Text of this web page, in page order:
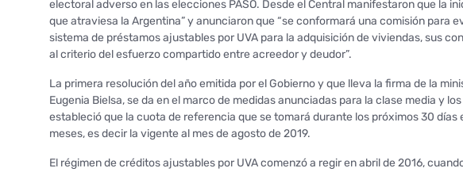
electoral adverso en las elecciones PASO. Desde el Central manifestaron que la
que atraviesa la Argentina” y anunciaron que “se conformará una comisión para
sistema de préstamos ajustables por UVA para la adquisición de viviendas, sus
al criterio del esfuerzo compartido entre acreedor y deudor”.
La primera resolución del año emitida por el Gobierno y que lleva la firma de la
Eugenia Bielsa, se da en el marco de medidas anunciadas para la clase media y
estableció que la cuota de referencia que se tomará durante los próximos 30
meses, es decir la vigente al mes de agosto de 2019.
El régimen de créditos ajustables por UVA comenzó a regir en abril de 2016,